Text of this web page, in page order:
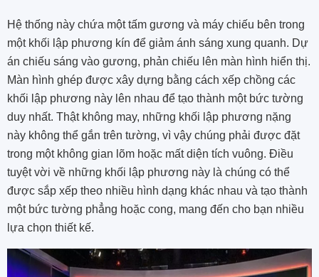
Hệ thống này chứa một tấm gương và máy chiếu bên trong
một khối lập phương kín để giảm ánh sáng xung quanh. Dự
án chiếu sáng vào gương, phản chiếu lên màn hình hiển thị.
Màn hình ghép được xây dựng bằng cách xếp chồng các
khối lập phương này lên nhau để tạo thành một bức tường
duy nhất. Thật không may, những khối lập phương nặng
này không thể gắn trên tường, vì vậy chúng phải được đặt
trong một không gian lõm hoặc mất diện tích vuông. Điều
tuyệt vời về những khối lập phương này là chúng có thể
được sắp xếp theo nhiều hình dạng khác nhau và tạo thành
một bức tường phẳng hoặc cong, mang đến cho bạn nhiều
lựa chọn thiết kế.